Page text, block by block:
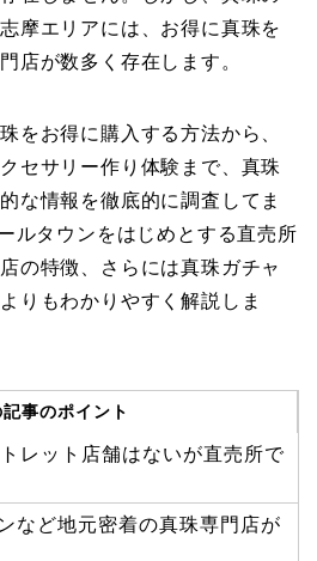
摩エリアには、お得に真珠を
店が数多く存在します。
をお得に購入する方法から、
セサリー作り体験まで、真珠
な情報を徹底的に調査してま
ルタウンをはじめとする直売所
の特徴、さらには真珠ガチャ
りもわかりやすく解説しま
記事のポイント
レット店舗はないが直売所で
など地元密着の真珠専門店が